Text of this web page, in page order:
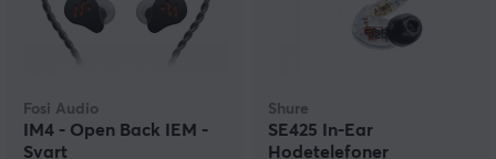
Fosi Audio
IM4 - Open Back IEM -
Svart
Shure
SE425 In-Ear
Hodetelefoner